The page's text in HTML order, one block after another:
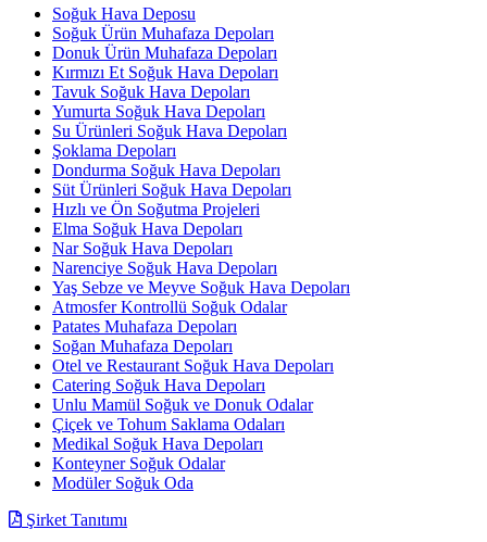
Soğuk Hava Deposu
Soğuk Ürün Muhafaza Depoları
Donuk Ürün Muhafaza Depoları
Kırmızı Et Soğuk Hava Depoları
Tavuk Soğuk Hava Depoları
Yumurta Soğuk Hava Depoları
Su Ürünleri Soğuk Hava Depoları
Şoklama Depoları
Dondurma Soğuk Hava Depoları
Süt Ürünleri Soğuk Hava Depoları
Hızlı ve Ön Soğutma Projeleri
Elma Soğuk Hava Depoları
Nar Soğuk Hava Depoları
Narenciye Soğuk Hava Depoları
Yaş Sebze ve Meyve Soğuk Hava Depoları
Atmosfer Kontrollü Soğuk Odalar
Patates Muhafaza Depoları
Soğan Muhafaza Depoları
Otel ve Restaurant Soğuk Hava Depoları
Catering Soğuk Hava Depoları
Unlu Mamül Soğuk ve Donuk Odalar
Çiçek ve Tohum Saklama Odaları
Medikal Soğuk Hava Depoları
Konteyner Soğuk Odalar
Modüler Soğuk Oda
Şirket Tanıtımı